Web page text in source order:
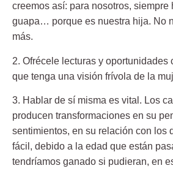
creemos así: para nosotros, siempre
guapa… porque es nuestra hija. No
más.
2. Ofrécele lecturas y oportunidades
que tenga una visión frívola de la
3. Hablar de sí misma es vital. Los
producen transformaciones en su
sentimientos, en su relación con los
fácil, debido a la edad que están
tendríamos ganado si pudieran, en